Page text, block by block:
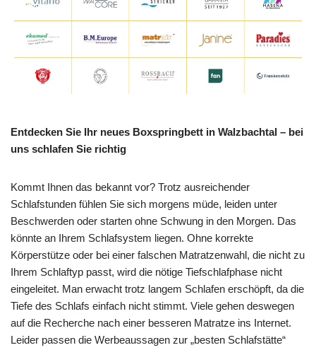
Entdecken Sie Ihr neues Boxspringbett in Walzbachtal – bei
uns schlafen Sie richtig
Kommt Ihnen das bekannt vor? Trotz ausreichender
Schlafstunden fühlen Sie sich morgens müde, leiden unter
Beschwerden oder starten ohne Schwung in den Morgen. Das
könnte an Ihrem Schlafsystem liegen. Ohne korrekte
Körperstütze oder bei einer falschen Matratzenwahl, die nicht zu
Ihrem Schlaftyp passt, wird die nötige Tiefschlafphase nicht
eingeleitet. Man erwacht trotz langem Schlafen erschöpft, da die
Tiefe des Schlafs einfach nicht stimmt. Viele gehen deswegen
auf die Recherche nach einer besseren Matratze ins Internet.
Leider passen die Werbeaussagen zur „besten Schlafstätte“